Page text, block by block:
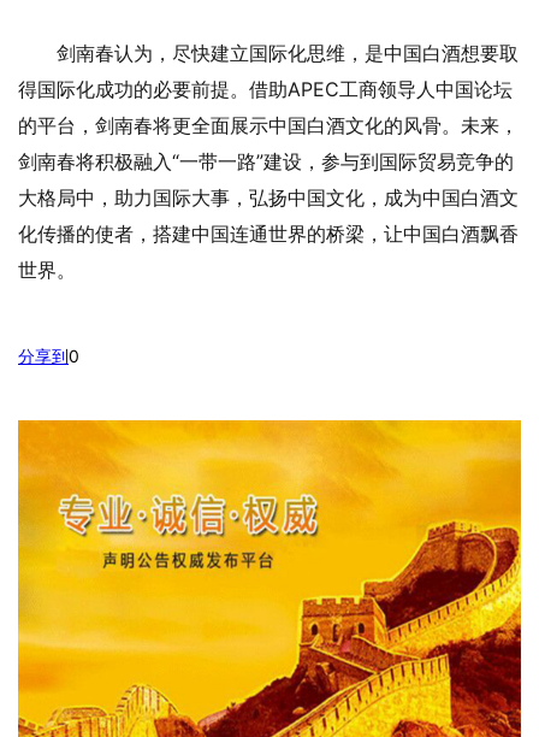
剑南春认为，尽快建立国际化思维，是中国白酒想要取
得国际化成功的必要前提。借助APEC工商领导人中国论坛
的平台，剑南春将更全面展示中国白酒文化的风骨。未来，
剑南春将积极融入“一带一路”建设，参与到国际贸易竞争的
大格局中，助力国际大事，弘扬中国文化，成为中国白酒文
化传播的使者，搭建中国连通世界的桥梁，让中国白酒飘香
世界。
分享到0